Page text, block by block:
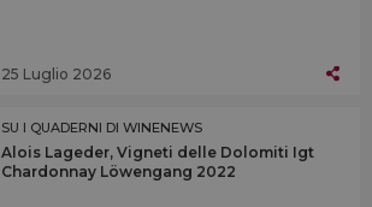
25 Luglio 2026
SU I QUADERNI DI WINENEWS
Alois Lageder, Vigneti delle Dolomiti Igt
Chardonnay Löwengang 2022